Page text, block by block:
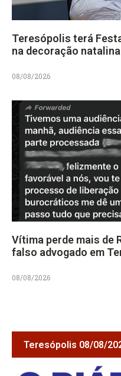
Teresópolis terá
na decoração natalina
08/08/2026
Vítima perde mais de
falso advogado em
08/08/2026
Teresópolis 08/08/